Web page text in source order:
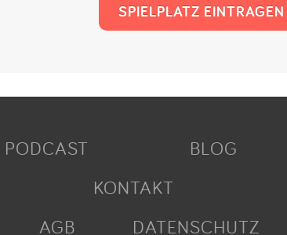
SPIELPLATZ EINTRAGEN
PODCAST BLOG
KONTAKT
AGB
DATENSCHUTZ